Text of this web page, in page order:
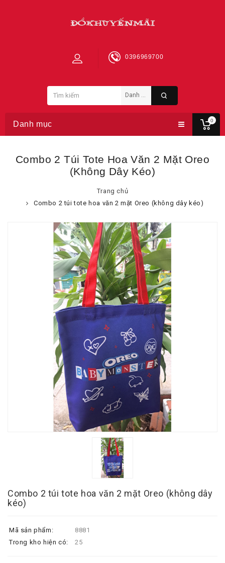
0
0396969700
Danh mục
Combo 2 Túi Tote Hoa Văn 2 Mặt Oreo
(không Dây Kéo)
Trang chủ
Combo 2 túi tote hoa văn 2 mặt Oreo (không dây kéo)
Combo 2 túi tote hoa văn 2 mặt Oreo (không dây
kéo)
Mã sản phẩm:
8881
Trong kho hiện có:
25